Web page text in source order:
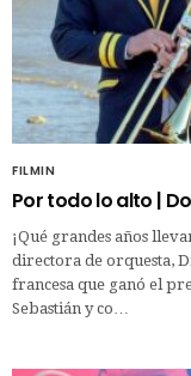
FILMIN
Por todo lo alto |
¡Qué grandes años
directora de orquesta,
francesa que ganó el
Sebastián y co…